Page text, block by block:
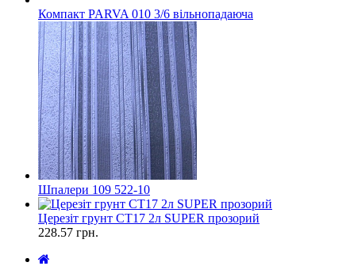
Компакт PARVA 010 3/6 вільнопадаюча
Шпалери 109 522-10
Церезіт грунт СТ17 2л SUPER прозорий
228.57 грн.